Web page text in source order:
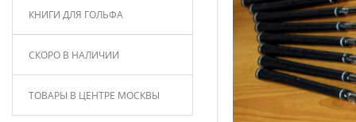
КНИГИ ДЛЯ ГОЛЬФА
СКОРО В НАЛИЧИИ
ТОВАРЫ В ЦЕНТРЕ МОСКВЫ